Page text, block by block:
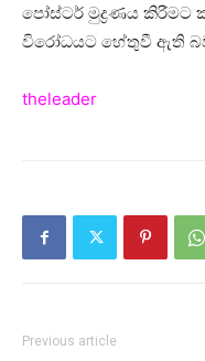
පෝස්ටර් මුද්‍රණය කිරීමට
විරෝධයට හේතුවී ඇති
theleader
Previous article